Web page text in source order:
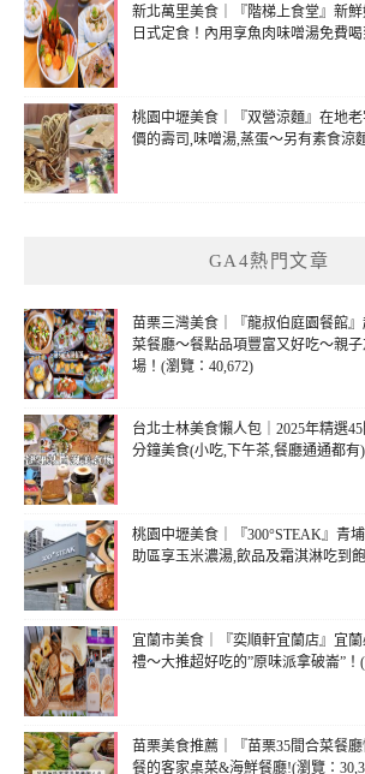
新北萬里美食｜『階梯上食堂』新
日式定食！內用享魚肉味噌湯免費
桃園中壢美食｜『双營涼麵』在地
價的壽司,味噌湯,蒸蛋～另有素食涼
GA4熱門文章
苗栗三灣美食｜『龍叔伯庭園餐館
菜餐廳～餐點品項豐富又好吃～親
場！(瀏覽：40,672)
台北士林美食懶人包｜2025年精選
分鐘美食(小吃,下午茶,餐廳通通都有
桃園中壢美食｜『300°STEAK』青
助區享玉米濃湯,飲品及霜淇淋吃到
宜蘭市美食｜『奕順軒宜蘭店』宜
禮～大推超好吃的”原味派拿破崙”！
苗栗美食推薦｜『苗栗35間合菜餐
餐的客家桌菜&海鮮餐廳!(瀏覽：